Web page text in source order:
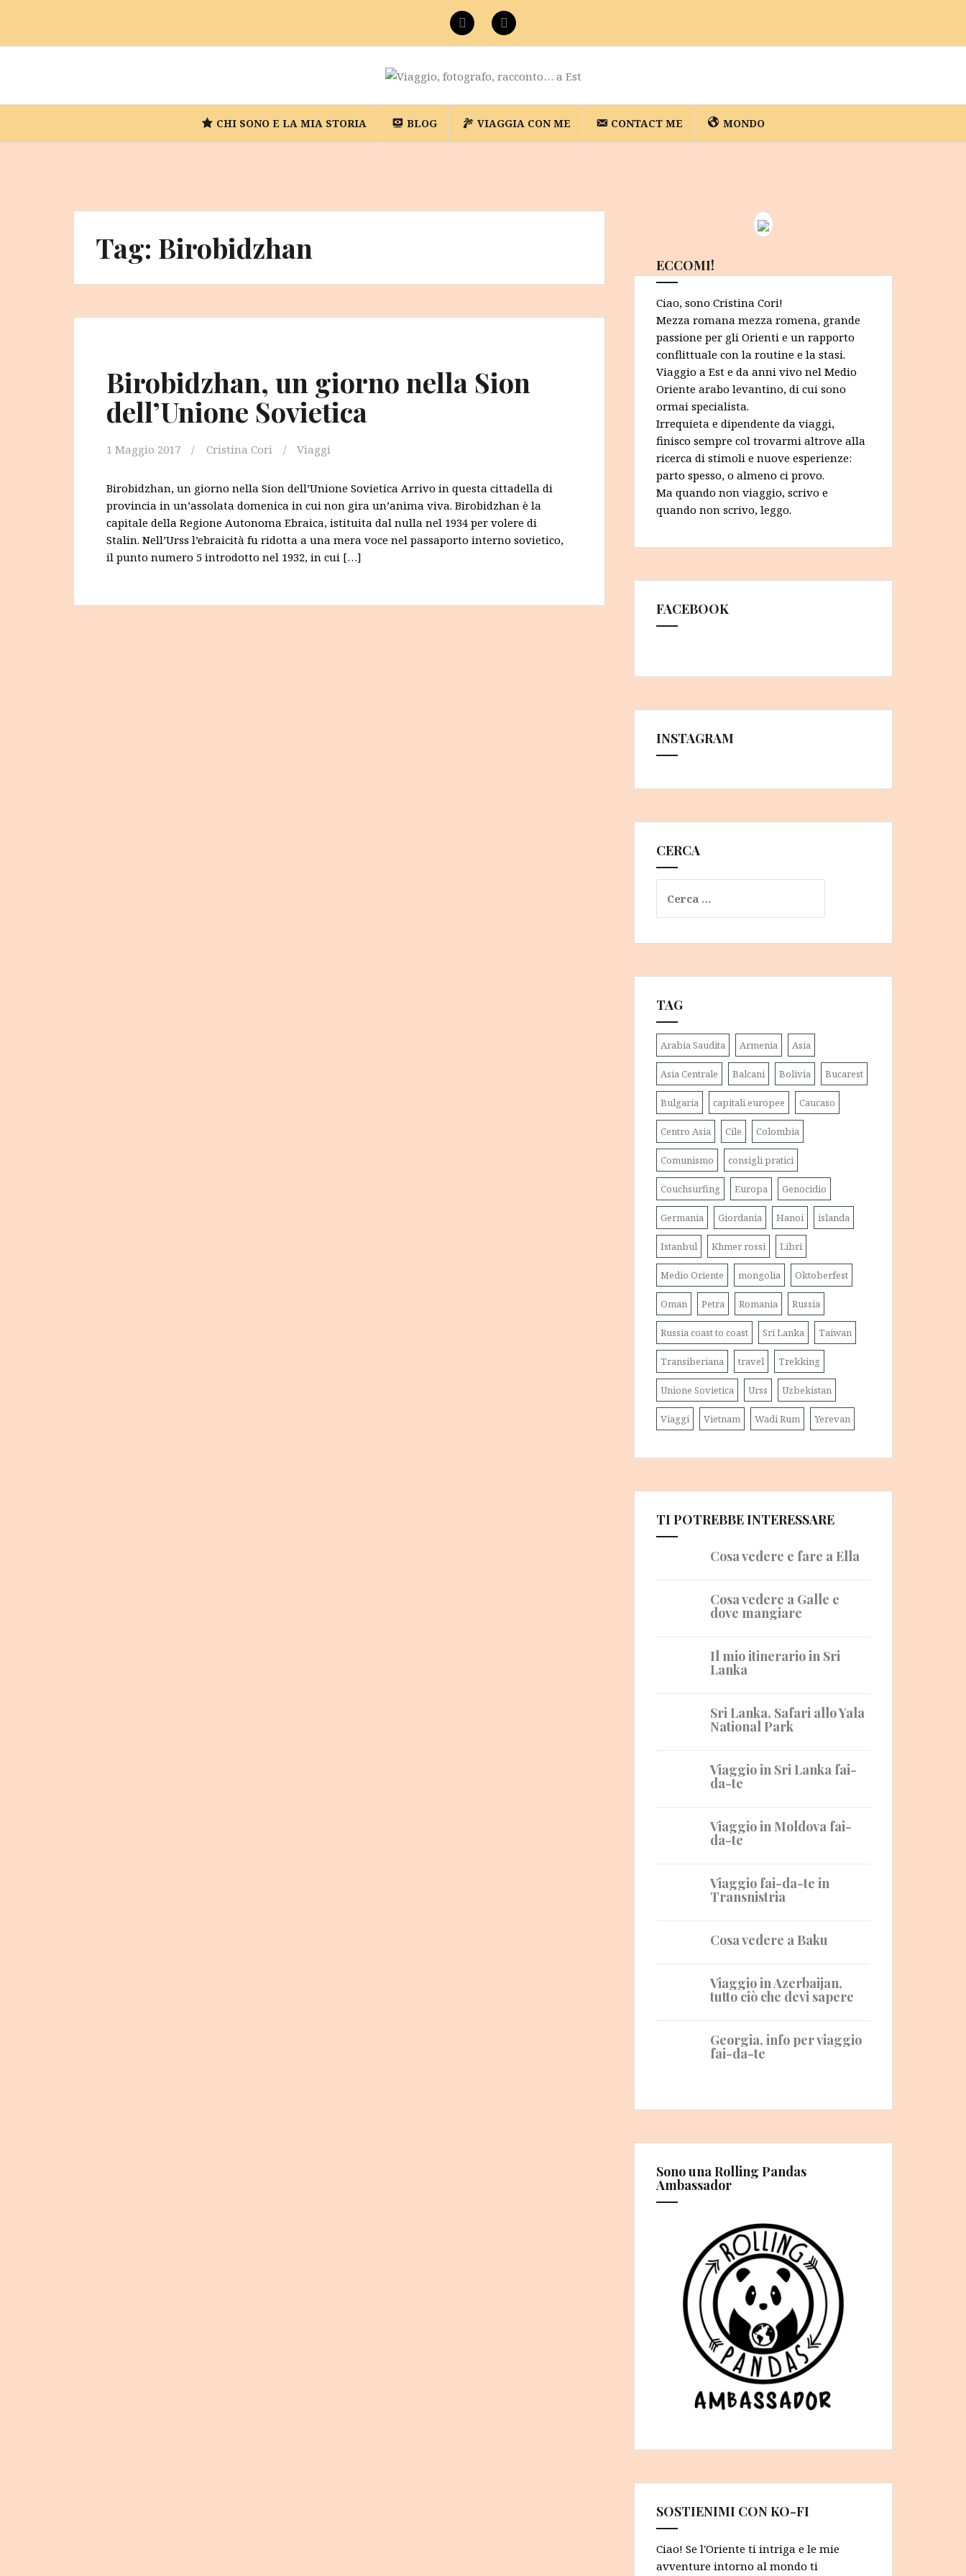
contenuto
FacebookInstagram
CHI SONO E LA MIA STORIA BLOG VIAGGIA CON ME CONTACT ME MONDO
Tag: Birobidzhan
Birobidzhan, un giorno nella Sion
dell’Unione Sovietica
1 Maggio 2017 Cristina Cori Viaggi
Birobidzhan, un giorno nella Sion dell’Unione Sovietica Arrivo in questa cittadella di
provincia in un’assolata domenica in cui non gira un’anima viva. Birobidzhan è la
capitale della Regione Autonoma Ebraica, istituita dal nulla nel 1934 per volere di
Stalin. Nell’Urss l’ebraicità fu ridotta a una mera voce nel passaporto interno sovietico,
il punto numero 5 introdotto nel 1932, in cui […]
ECCOMI!
Ciao, sono Cristina Cori!
Mezza romana mezza romena, grande
passione per gli Orienti e un rapporto
conflittuale con la routine e la stasi.
Viaggio a Est e da anni vivo nel Medio
Oriente arabo levantino, di cui sono
ormai specialista.
Irrequieta e dipendente da viaggi,
finisco sempre col trovarmi altrove alla
ricerca di stimoli e nuove esperienze:
parto spesso, o almeno ci provo.
Ma quando non viaggio, scrivo e
quando non scrivo, leggo.
FACEBOOK
INSTAGRAM
CERCA
per:
TAG
Arabia Saudita Armenia Asia
Asia Centrale Balcani Bolivia Bucarest
Bulgaria capitali europee Caucaso
Centro Asia Cile Colombia
Comunismo consigli pratici
Couchsurfing Europa Genocidio
Germania Giordania Hanoi islanda
Istanbul Khmer rossi Libri
Medio Oriente mongolia Oktoberfest
Oman Petra Romania Russia
Russia coast to coast Sri Lanka Taiwan
Transiberiana travel Trekking
Unione Sovietica Urss Uzbekistan
Viaggi Vietnam Wadi Rum Yerevan
TI POTREBBE INTERESSARE
Cosa vedere e fare a Ella
Cosa vedere a Galle e
dove mangiare
Il mio itinerario in Sri
Lanka
Sri Lanka, Safari allo Yala
National Park
Viaggio in Sri Lanka fai-
da-te
Viaggio in Moldova fai-
da-te
Viaggio fai-da-te in
Transnistria
Cosa vedere a Baku
Viaggio in Azerbaijan,
tutto ciò che devi sapere
Georgia, info per viaggio
fai-da-te
Sono una Rolling Pandas
Ambassador
SOSTIENIMI CON KO-FI
Ciao! Se l'Oriente ti intriga e le mie
avventure intorno al mondo ti